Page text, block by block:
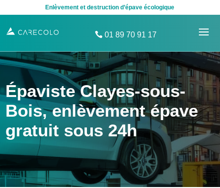
Enlèvement et destruction d’épave écologique
01 89 70 91 17
Épaviste Clayes-sous-
Bois, enlèvement épave
gratuit sous 24h